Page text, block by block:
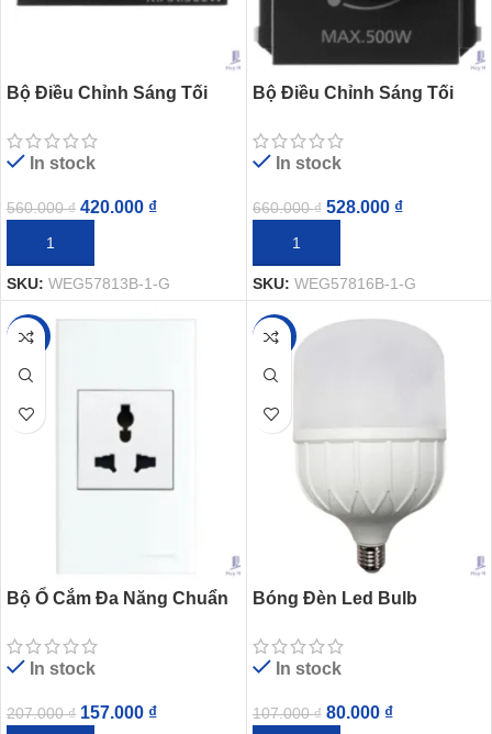
Bộ Điều Chỉnh Sáng Tối
Dòng Gen-X
In stock
560.000₫ 420.000 ₫
THÊM VÀO GIỎ HÀNG
SKU: WEG57813B-1-G
Bộ Điều Chỉnh Sáng Tối
Dòng Gen-X
In stock
660.000₫ 528.000 ₫
THÊM VÀO GIỎ HÀNG
SKU: WEG57816B-1-G
-24%
Bộ Ổ Cắm Đa Năng Chuẩn
WEGP1041SW-1 Dòng
WideIn stock
207.000₫ 157.000 ₫
-25%
Bóng Đèn Led Bulb
20W
In stock
107.000₫ 80.000 ₫